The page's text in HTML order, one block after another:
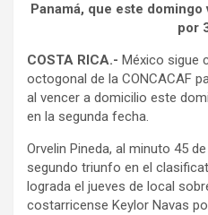
Panamá, que este
por
COSTA RICA.- México sigue
octogonal de la CONCACAF
al vencer a domicilio este
en la segunda fecha.
Orvelin Pineda, al minuto 45
segundo triunfo en el
lograda el jueves de local
costarricense Keylor Navas